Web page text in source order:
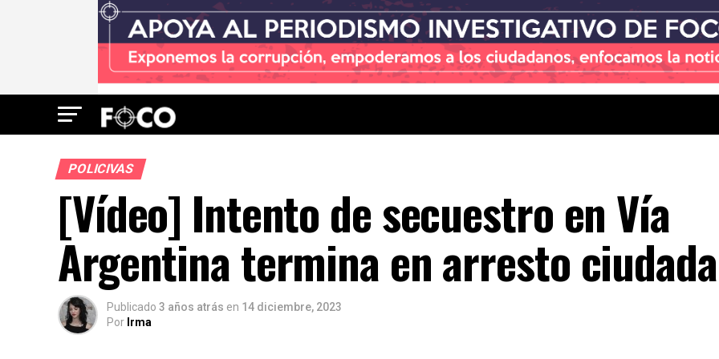
POLICIVAS
[Vídeo] Intento de secuestro en Vía
Argentina termina en arresto
Publicado 3 años atrás en 14 diciembre, 2023
Por Irma